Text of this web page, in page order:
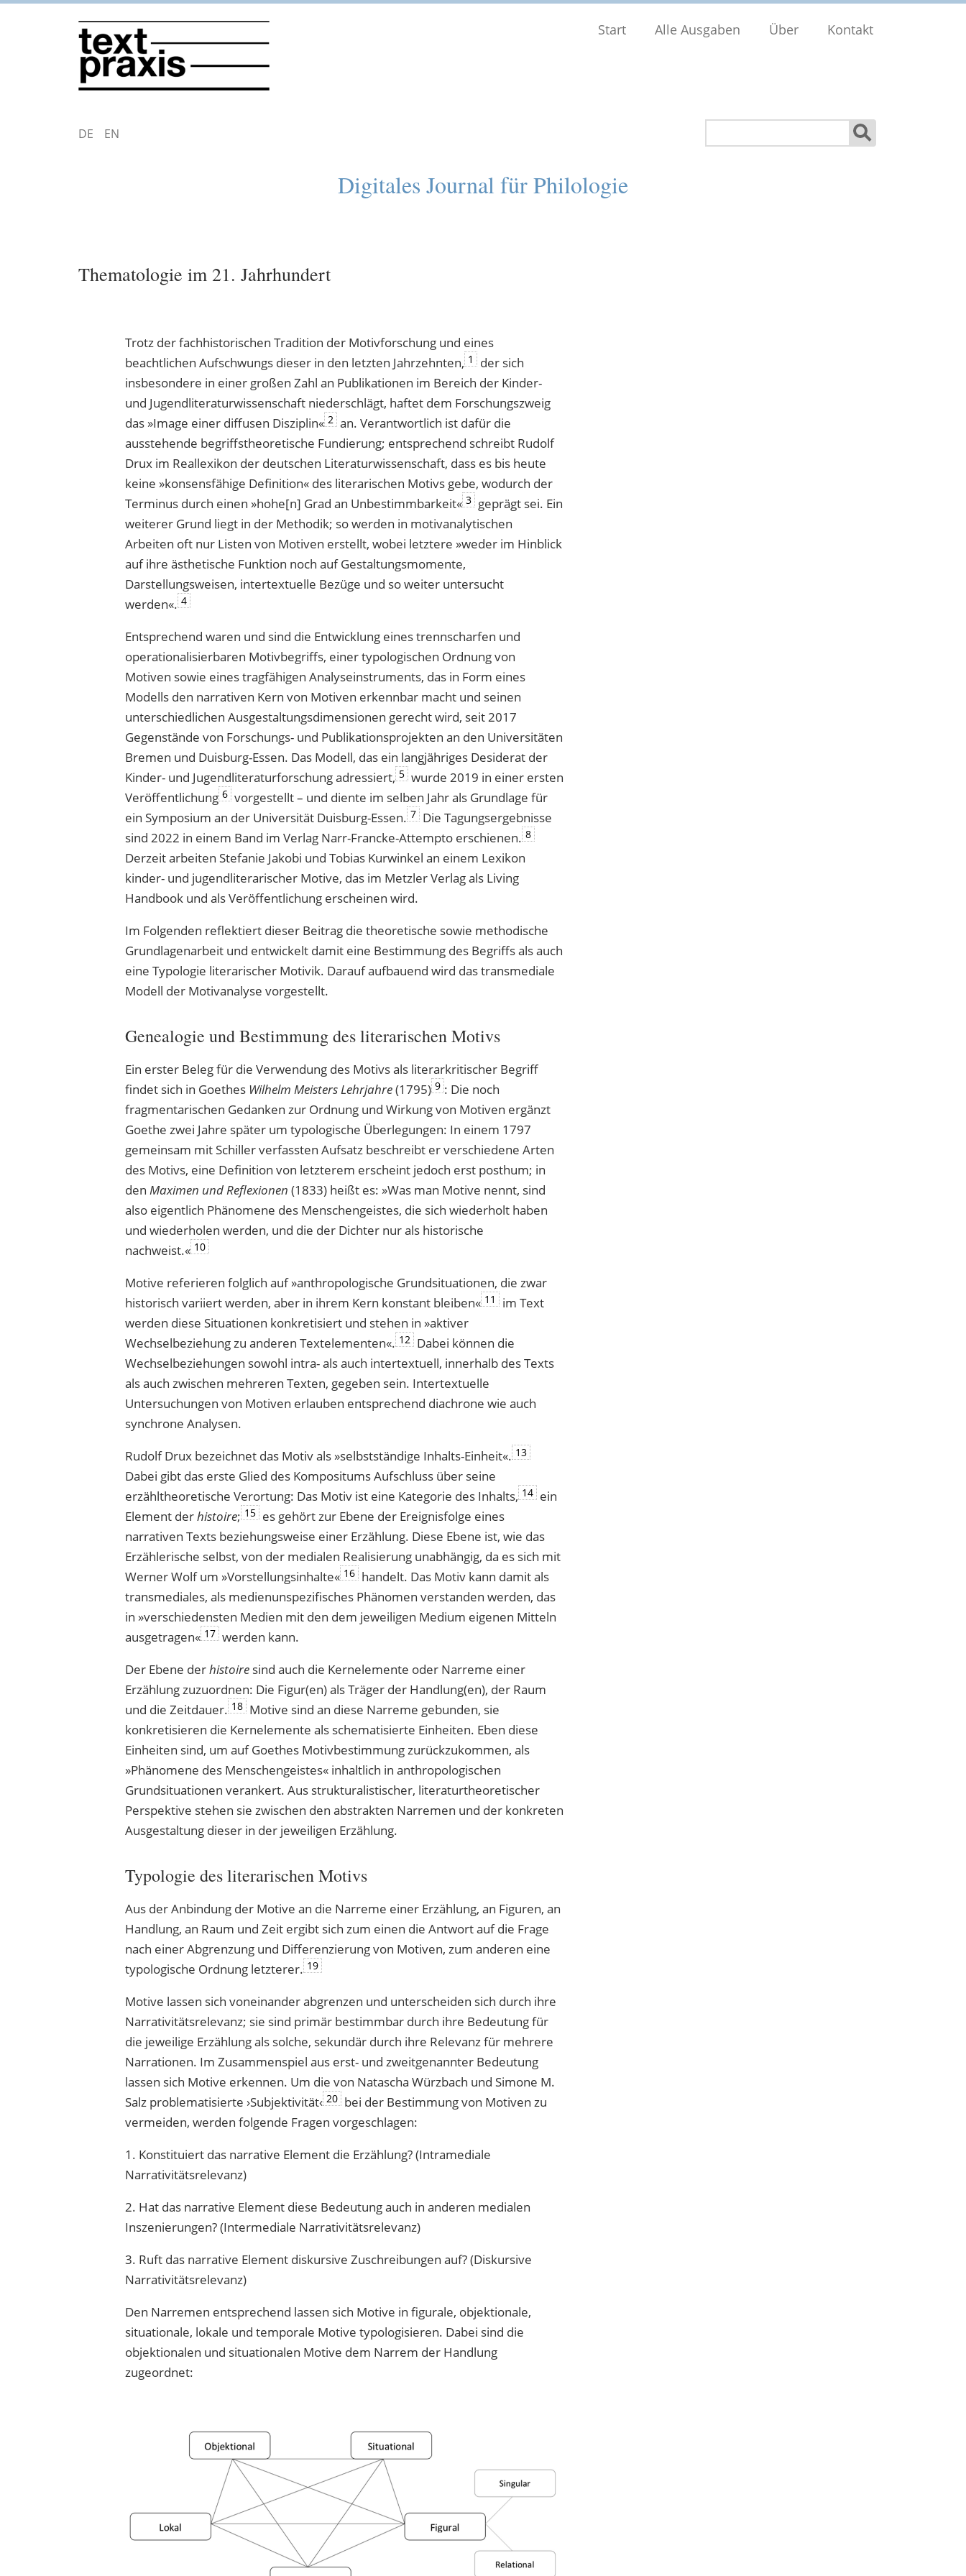
Start Alle Ausgaben Über Kontakt
DEUTSCHENGLISH
Digitales Journal für Philologie
Thematologie im 21. Jahrhundert
Trotz der fachhistorischen Tradition der Motivforschung und eines
beachtlichen Aufschwungs dieser in den letzten Jahrzehnten, 1
der sich
insbesondere in einer großen Zahl an Publikationen im Bereich der Kinder-
und Jugendliteraturwissenschaft niederschlägt, haftet dem Forschungszweig
das »Image einer diffusen Disziplin« 2 an. Verantwortlich ist dafür die
ausstehende begriffstheoretische Fundierung; entsprechend schreibt Rudolf
Drux im Reallexikon der deutschen Literaturwissenschaft, dass es bis heute
keine »konsensfähige Definition« des literarischen Motivs gebe, wodurch der
Terminus durch einen »hohe[n] Grad an Unbestimmbarkeit« 3 geprägt sei. Ein
weiterer Grund liegt in der Methodik; so werden in motivanalytischen
Arbeiten oft nur Listen von Motiven erstellt, wobei letztere »weder im Hinblick
auf ihre ästhetische Funktion noch auf Gestaltungsmomente,
Darstellungsweisen, intertextuelle Bezüge und so weiter untersucht
werden«. 4
Entsprechend waren und sind die Entwicklung eines trennscharfen und
operationalisierbaren Motivbegriffs, einer typologischen Ordnung von
Motiven sowie eines tragfähigen Analyseinstruments, das in Form eines
Modells den narrativen Kern von Motiven erkennbar macht und seinen
unterschiedlichen Ausgestaltungsdimensionen gerecht wird, seit 2017
Gegenstände von Forschungs- und Publikationsprojekten an den Universitäten
Bremen und Duisburg-Essen. Das Modell, das ein langjähriges Desiderat der
Kinder- und Jugendliteraturforschung adressiert, 5 wurde 2019 in einer ersten
Veröffentlichung 6 vorgestellt – und diente im selben Jahr als Grundlage für
ein Symposium an der Universität Duisburg-Essen. 7 Die Tagungsergebnisse
sind 2022 in einem Band im Verlag Narr-Francke-Attempto erschienen. 8
Derzeit arbeiten Stefanie Jakobi und Tobias Kurwinkel an einem Lexikon
kinder- und jugendliterarischer Motive, das im Metzler Verlag als Living
Handbook und als Veröffentlichung erscheinen wird.
Im Folgenden reflektiert dieser Beitrag die theoretische sowie methodische
Grundlagenarbeit und entwickelt damit eine Bestimmung des Begriffs als auch
eine Typologie literarischer Motivik. Darauf aufbauend wird das transmediale
Modell der Motivanalyse vorgestellt.
Genealogie und Bestimmung des literarischen Motivs
Ein erster Beleg für die Verwendung des Motivs als literarkritischer Begriff
findet sich in Goethes Wilhelm Meisters Lehrjahre(1795) 9 : Die noch
fragmentarischen Gedanken zur Ordnung und Wirkung von Motiven ergänzt
Goethe zwei Jahre später um typologische Überlegungen: In einem 1797
gemeinsam mit Schiller verfassten Aufsatz beschreibt er verschiedene Arten
des Motivs, eine Definition von letzterem erscheint jedoch erst posthum; in
den Maximen und Reflexionen (1833) heißt es: »Was man Motive nennt, sind
also eigentlich Phänomene des Menschengeistes, die sich wiederholt haben
und wiederholen werden, und die der Dichter nur als historische
nachweist.« 10
Motive referieren folglich auf »anthropologische Grundsituationen, die zwar
histo­risch variiert werden, aber in ihrem Kern konstant bleiben« 11
im Text
werden diese Situationen konkretisiert und stehen in »aktiver
Wechselbeziehung zu anderen Text­elementen«. 12 Dabei können die
Wechselbeziehungen sowohl intra- als auch intertextuell, innerhalb des Texts
als auch zwischen mehreren Texten, gegeben sein. Intertextuelle
Untersuchungen von Motiven erlauben entsprechend diachrone wie auch
synchrone Analysen.
Rudolf Drux bezeichnet das Motiv als »selbstständige Inhalts-Einheit«. 13
Dabei gibt das erste Glied des Kompositums Aufschluss über seine
erzähltheoretische Verortung: Das Motiv ist eine Kategorie des Inhalts, 14 ein
Element derhistoire; 15 es gehört zur Ebene der Ereignisfolge eines
narrativen Texts beziehungsweise einer Erzählung. Diese Ebene ist, wie das
Erzählerische selbst, von der medialen Realisierung unabhängig, da es sich mit
Werner Wolf um »Vorstellungsinhalte« 16 handelt. Das Motiv kann damit als
transmediales, als medienunspezifisches Phänomen verstanden werden, das
in »verschiedensten Medien mit den dem jeweiligen Medium eigenen Mitteln
ausgetragen« 17 werden kann.
Der Ebene derhistoire sind auch die Kernelemente oder Narreme einer
Erzählung zuzuordnen: Die Figur(en) als Träger der Handlung(en), der Raum
und die Zeitdauer. 18 Motive sind an diese Narreme gebunden, sie
konkretisieren die Kernelemente als schematisierte Einheiten. Eben diese
Einheiten sind, um auf Goethes Motivbestimmung zurückzukommen, als
»Phänomene des Menschengeistes« inhaltlich in anthropologischen
Grundsituationen verankert. Aus strukturalistischer, literaturtheoretischer
Perspektive stehen sie zwischen den abstrakten Narremen und der konkreten
Ausgestaltung dieser in der jeweiligen Erzählung.
Typologie des literarischen Motivs
Aus der Anbindung der Motive an die Narreme einer Erzählung, an Figuren, an
Handlung, an Raum und Zeit ergibt sich zum einen die Antwort auf die Frage
nach einer Abgrenzung und Differenzierung von Motiven, zum anderen eine
typologische Ordnung letzterer. 19
Motive lassen sich voneinander abgrenzen und unterscheiden sich durch ihre
Narrativitätsrelevanz; sie sind primär bestimmbar durch ihre Bedeutung für
die jeweilige Erzählung als solche, sekundär durch ihre Relevanz für mehrere
Narrationen. Im Zusammenspiel aus erst- und zweitgenannter Bedeutung
lassen sich Motive erkennen. Um die von Natascha Würzbach und Simone M.
Salz problematisierte ›Subjektivität‹ 20 bei der Bestimmung von Motiven zu
vermeiden, werden folgende Fragen vorgeschlagen:
1. Konstituiert das narrative Element die Erzählung? (Intramediale
Narrativitätsrelevanz)
2. Hat das narrative Element diese Bedeutung auch in anderen medialen
Inszenierungen? (Intermediale Narrativitätsrelevanz)
3. Ruft das narrative Element diskursive Zuschreibungen auf? (Diskursive
Narrativitätsrelevanz)
Den Narremen entsprechend lassen sich Motive in figurale, objektionale,
situationale, lokale und temporale Motive typologisieren. Dabei sind die
objektionalen und situationalen Motive dem Narrem der Handlung
zugeordnet: